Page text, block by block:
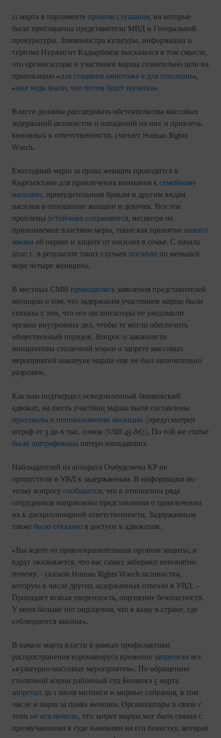
11 марта в парламенте прошли слушания, на которые
были приглашены представители МВД и Генеральной
прокуратуры. Замминистра культуры, информации и
туризма Нуржигит Кадырбеков высказался в том смысле,
что организаторы и участники марша сознательно шли на
провокацию «для создания ажиотажа и для сенсации»,
«они ведь знали, что потом будет шумиха».
Власти должны расследовать обстоятельства массовых
задержаний активистов и нападений на них и привлечь
виновных к ответственности, считает Human Rights
Watch.
Ежегодный марш за права женщин проводится в
Кыргызстане для привлечения внимания к семейному
насилию, принудительным бракам и другим видам
насилия в отношении женщин и девочек. Все эти
проблемы устойчиво сохраняются, несмотря на
принимаемые властями меры, такие как принятие нового
закона об охране и защите от насилия в семье. С начала
2020 г. в результате таких случаев погибли по меньшей
мере четыре женщины.
В местных СМИ приводились заявления представителей
милиции о том, что задержания участников марша были
связаны с тем, что его организаторы не уведомили
органы внутренних дел, чтобы те могли обеспечить
общественный порядок. Вопрос о законности
инициативы столичной мэрии о запрете массовых
мероприятий накануне марша еще не был окончательно
разрешен.
Как нам подтвердил осведомленный бишкекский
адвокат, на шесть участниц марша были составлены
протоколы о неповиновении милиции (предусмотрен
штраф от 3 до 6 тыс. сомов (USD 43-86)). По той же статье
были оштрафованы пятеро нападавших.
Наблюдателей из аппарата Омбудсмена КР не
пропустили в УВД к задержанным. В информации по
этому вопросу сообщается, что в отношении ряда
сотрудников направлены представления о привлечении
их к дисциплинарной ответственности. Задержанным
также было отказано в доступе к адвокатам.
«Вы ждете от правоохранительных органов защиты, и
вдруг оказывается, что вас самих забирают непонятно
почему, - сказала Human Rights Watch активистка,
которую в числе других задержанных отвезли в УВД. –
Пропадает всякая уверенность, ощущение безопасности.
У меня больше нет ощущения, что я живу в стране, где
соблюдаются законы».
В начале марта власти в рамках профилактики
распространения коронавируса временно запретили все
«культурно-массовые мероприятия». По обращению
столичной мэрии районный суд Бишкека 5 марта
запретил до 1 июля митинги и мирные собрания, в том
числе и марш за права женщин. Организаторы в связи с
этим не исключили, что запрет марша мог быть связан с
прозвучавшими в суде намеками на его повестку, которая